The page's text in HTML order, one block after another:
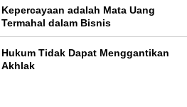
Kepercayaan adalah Mata Uang
Termahal dalam Bisnis
Hukum Tidak Dapat Menggantikan
Akhlak